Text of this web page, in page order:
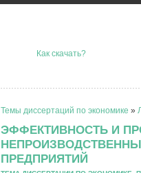
Как скачать?
Темы диссертаций по экономике »
ЭФФЕКТИВНОСТЬ И
ПРЕДПРИЯТИЙ